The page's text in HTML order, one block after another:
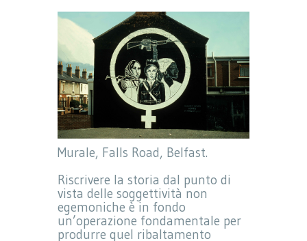
Murale, Falls Road, Belfast.
Riscrivere la storia dal punto di
vista delle soggettività non
egemoniche è in fondo
un’operazione fondamentale per
produrre quel ribaltamento